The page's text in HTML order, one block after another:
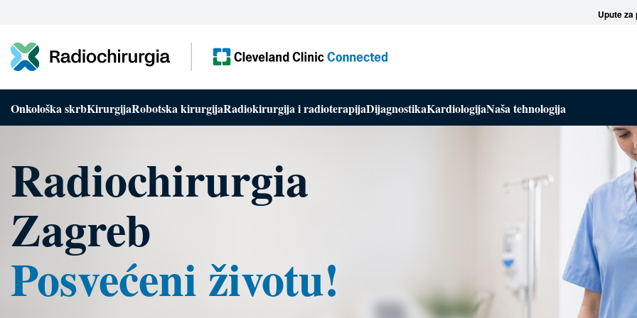
glavni
sadržaj
Upute
Onkološka skrbKirurgijaRobotska kirurgijaRadiokirurgija i radioterapijaDijagnostikaKardiologijaNaša tehnologija
Radiochirurgia
Zagreb
Posvećeni životu!